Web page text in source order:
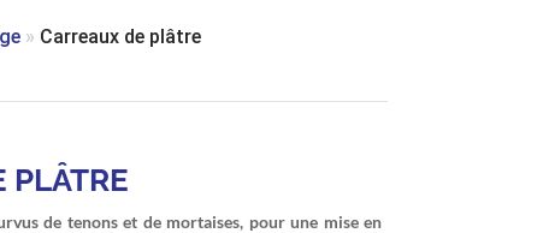
» Carreaux de plâtre
PLÂTRE
de tenons et de mortaises, pour une mise en